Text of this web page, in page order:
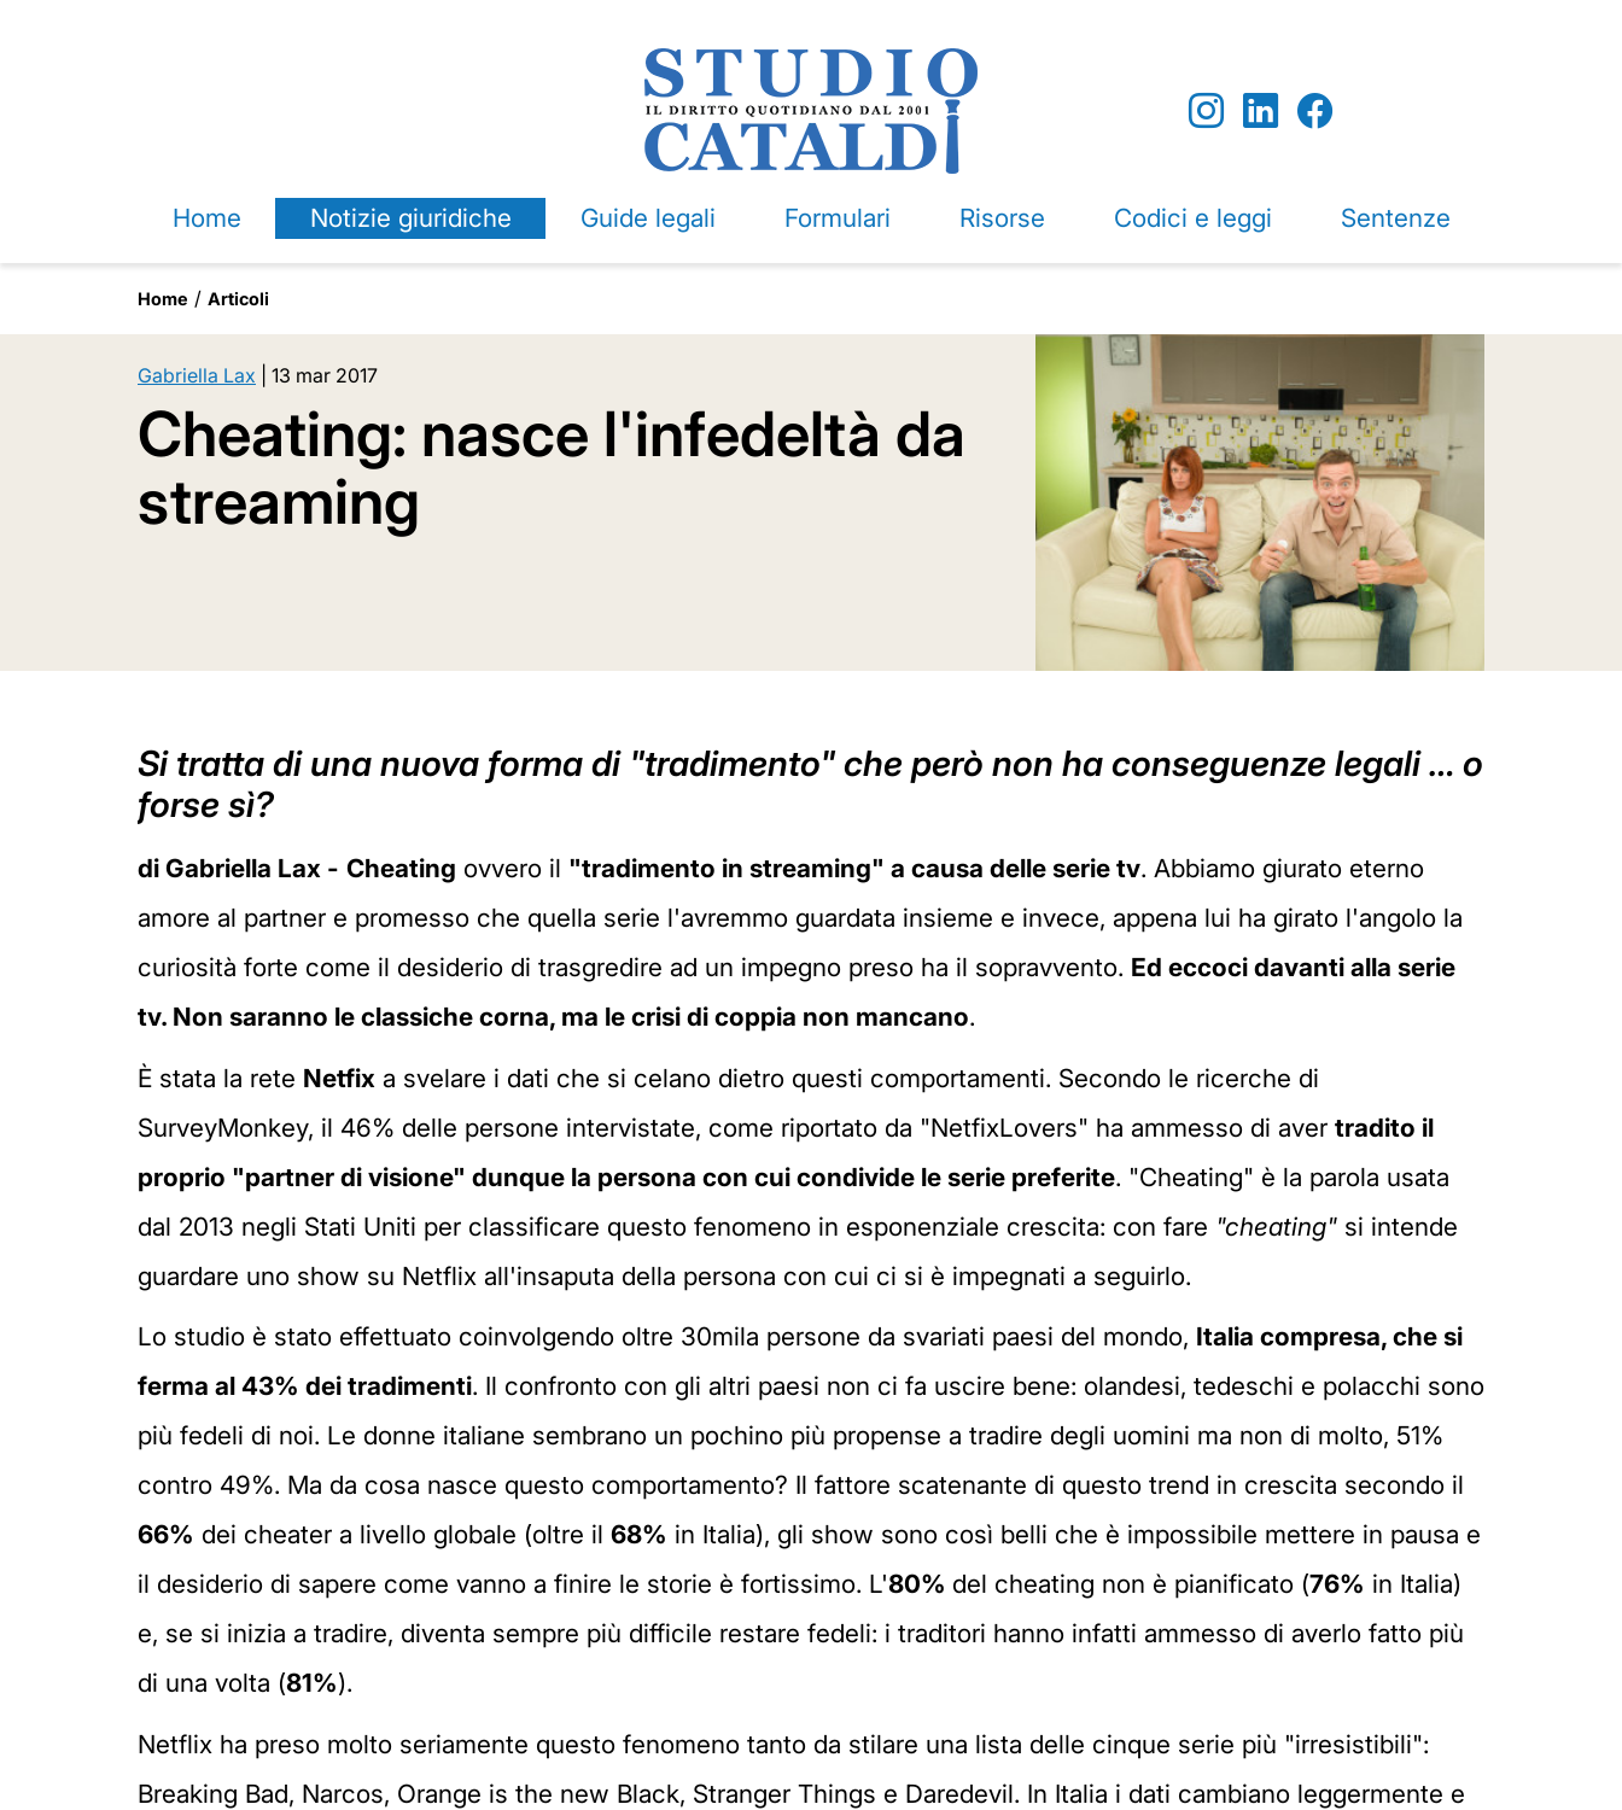
Home Notizie giuridiche Guide legali Formulari Risorse Codici e leggi Sentenze
Home Articoli
Gabriella Lax 13 mar 2017
Cheating: nasce l'infedeltà da
streaming
Si tratta di una nuova forma di "tradimento" che però non ha conseguenze legali … o
forse sì?
di Gabriella Lax - Cheating ovvero il "tradimento in streaming" a causa delle serie tv. Abbiamo giurato eterno
amore al partner e promesso che quella serie l'avremmo guardata insieme e invece, appena lui ha girato l'angolo la
curiosità forte come il desiderio di trasgredire ad un impegno preso ha il sopravvento. Ed eccoci davanti alla serie
tv. Non saranno le classiche corna, ma le crisi di coppia non mancano.
È stata la rete Netfix a svelare i dati che si celano dietro questi comportamenti. Secondo le ricerche di
SurveyMonkey, il 46% delle persone intervistate, come riportato da "NetfixLovers" ha ammesso di aver tradito il
proprio "partner di visione" dunque la persona con cui condivide le serie preferite. "Cheating" è la parola usata
dal 2013 negli Stati Uniti per classificare questo fenomeno in esponenziale crescita: con fare "cheating" si intende
guardare uno show su Netflix all'insaputa della persona con cui ci si è impegnati a seguirlo.
Lo studio è stato effettuato coinvolgendo oltre 30mila persone da svariati paesi del mondo, Italia compresa, che si
ferma al 43% dei tradimenti. Il confronto con gli altri paesi non ci fa uscire bene: olandesi, tedeschi e polacchi sono
più fedeli di noi. Le donne italiane sembrano un pochino più propense a tradire degli uomini ma non di molto, 51%
contro 49%. Ma da cosa nasce questo comportamento? Il fattore scatenante di questo trend in crescita secondo il
66% dei cheater a livello globale (oltre il 68% in Italia), gli show sono così belli che è impossibile mettere in pausa e
il desiderio di sapere come vanno a finire le storie è fortissimo. L'80% del cheating non è pianificato (76% in Italia)
e, se si inizia a tradire, diventa sempre più difficile restare fedeli: i traditori hanno infatti ammesso di averlo fatto più
di una volta (81%).
Netflix ha preso molto seriamente questo fenomeno tanto da stilare una lista delle cinque serie più "irresistibili":
Breaking Bad, Narcos, Orange is the new Black, Stranger Things e Daredevil. In Italia i dati cambiano leggermente e